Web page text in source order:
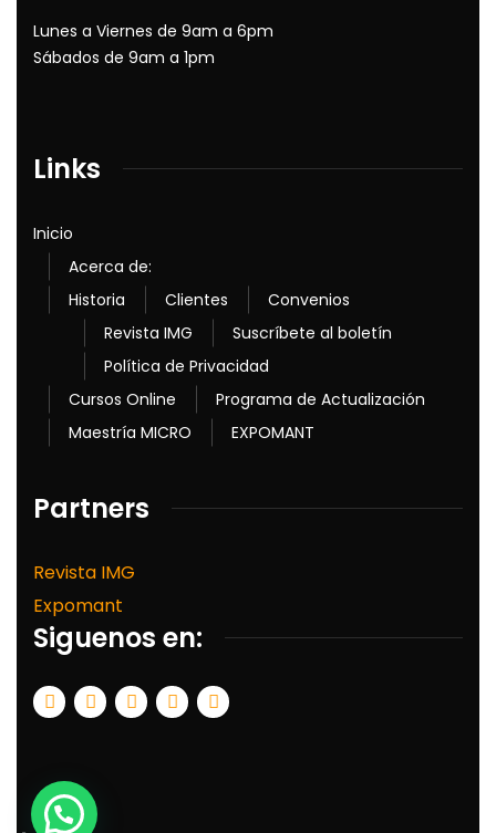
Lunes a Viernes de 9am a 6pm
Sábados de 9am a 1pm
Links
Inicio
Acerca de:
Historia
Clientes
Convenios
Revista IMG
Suscríbete al boletín
Política de Privacidad
Cursos Online
Programa de Actualización
Maestría MICRO
EXPOMANT
Partners
Revista IMG
Expomant
Siguenos en: